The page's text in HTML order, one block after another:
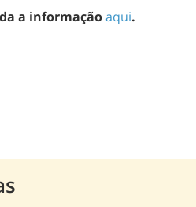
a informaçãoaqui.